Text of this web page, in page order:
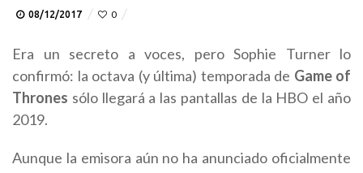
08/12/2017 0
Era un secreto a voces, pero Sophie Turner lo
confirmó: la octava (y última) temporada de Game of
Thrones sólo llegará a las pantallas de la HBO el año
2019.
Aunque la emisora ​​aún no ha anunciado oficialmente